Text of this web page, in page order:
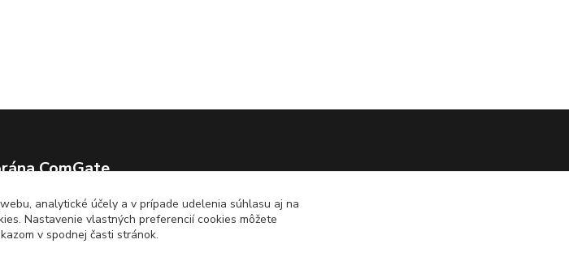
ComGate
analytické účely a v prípade udelenia súhlasu aj na
Nastavenie vlastných preferencií cookies môžete
v spodnej časti stránok.